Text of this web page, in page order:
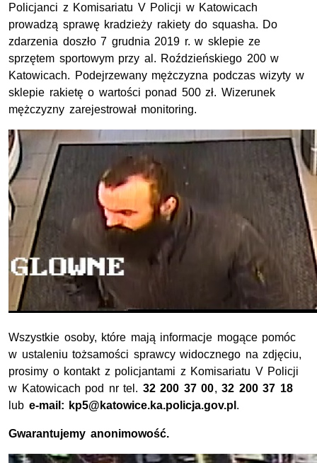
Policjanci z Komisariatu V Policji w Katowicach
prowadzą sprawę kradzieży rakiety do squasha. Do
zdarzenia doszło 7 grudnia 2019 r. w sklepie ze
sprzętem sportowym przy al. Roździeńskiego 200 w
Katowicach. Podejrzewany mężczyzna podczas wizyty w
sklepie rakietę o wartości ponad 500 zł. Wizerunek
mężczyzny zarejestrował monitoring.
Wszystkie osoby, które mają informacje mogące pomóc
w ustaleniu tożsamości sprawcy widocznego na zdjęciu,
prosimy o kontakt z policjantami z Komisariatu V Policji
w Katowicach pod nr tel. 32 200 37 00,32 200 37 18
lub e-mail: kp5@katowice.ka.policja.gov.pl .
Gwarantujemy anonimowość.